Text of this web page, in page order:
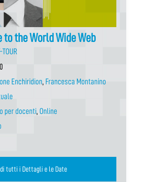
to the World Wide Web
Enchiridion, Francesca Montanino
per docenti, Online
Vedi tutti i Dettagli e le Date